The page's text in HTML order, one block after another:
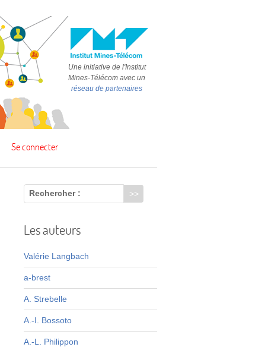
Une initiative de l'Institut
Mines-Télécom avec un
réseau de partenaires
Se connecter
Rechercher :
Les auteurs
Valérie Langbach
a-brest
A. Strebelle
A.-I. Bossoto
A.-L. Philippon